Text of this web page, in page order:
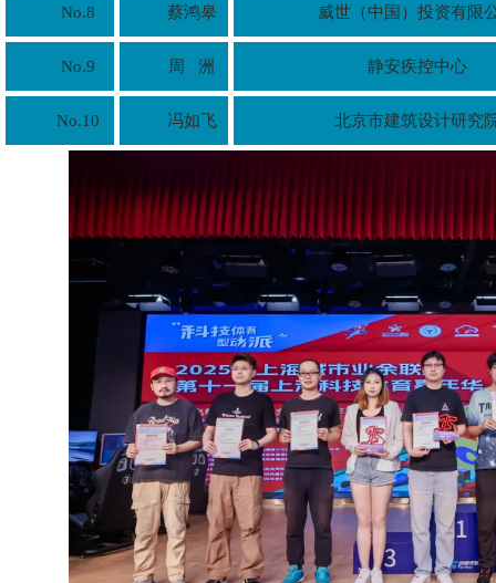
No.8 蔡鸿皋 威世（中国）投资有限
No.9 周 洲 静安疾控中心
No.10 冯如飞 北京市建筑设计研究